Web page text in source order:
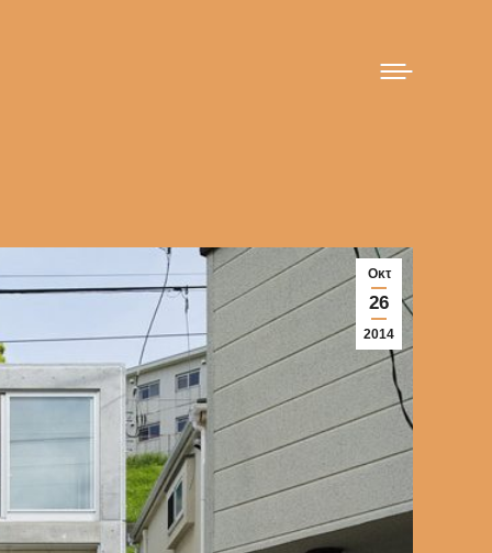
Οκτ
26
2014